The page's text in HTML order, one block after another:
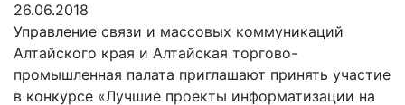
26.06.2018
Управление связи и массовых коммуникаций
Алтайского края и Алтайская торгово-
промышленная палата приглашают принять участие
в конкурсе «Лучшие проекты информатизации на